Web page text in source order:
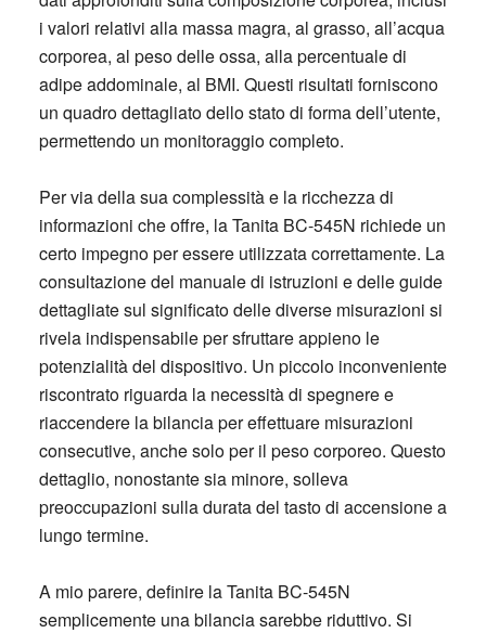
i valori relativi alla massa magra, al grasso, all’acqua
corporea, al peso delle ossa, alla percentuale di
adipe addominale, al BMI. Questi risultati forniscono
un quadro dettagliato dello stato di forma dell’utente,
permettendo un monitoraggio completo.
Per via della sua complessità e la ricchezza di
informazioni che offre, la Tanita BC-545N richiede un
certo impegno per essere utilizzata correttamente. La
consultazione del manuale di istruzioni e delle guide
dettagliate sul significato delle diverse misurazioni si
rivela indispensabile per sfruttare appieno le
potenzialità del dispositivo. Un piccolo inconveniente
riscontrato riguarda la necessità di spegnere e
riaccendere la bilancia per effettuare misurazioni
consecutive, anche solo per il peso corporeo. Questo
dettaglio, nonostante sia minore, solleva
preoccupazioni sulla durata del tasto di accensione a
lungo termine.
A mio parere, definire la Tanita BC-545N
semplicemente una bilancia sarebbe riduttivo. Si